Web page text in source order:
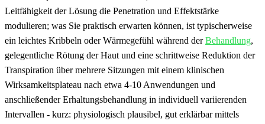
Leitfähigkeit ​der Lösung die Penetration und ⁢Effektstärke
modulieren; was Sie ​praktisch ‌erwarten können, ist typischerweise
ein leichtes Kribbeln oder Wärmegefühl‌ während⁢ derBehandlung,
gelegentliche Rötung der Haut und eine ⁤schrittweise Reduktion‌ der
Transpiration über mehrere Sitzungen mit einem klinischen
Wirksamkeitsplateau nach etwa 4-10 ​Anwendungen und
anschließender Erhaltungsbehandlung in individuell variierenden
⁣Intervallen⁤ -⁣ kurz: physiologisch plausibel, gut erklärbar mittels